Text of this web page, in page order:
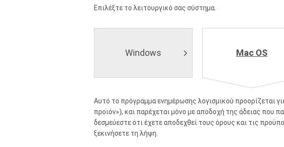
Επιλέξτε το λειτουργικό σας σύστημα.
Windows Mac OS
Αυτό το πρόγραμμα ενημέρωσης λογισμικού προορίζεται
προϊόν»), και παρέχεται μόνο με αποδοχή της άδειας που
δεσμεύεστε ότι έχετε αποδεχθεί τους όρους και τις
ξεκινήσετε τη λήψη.